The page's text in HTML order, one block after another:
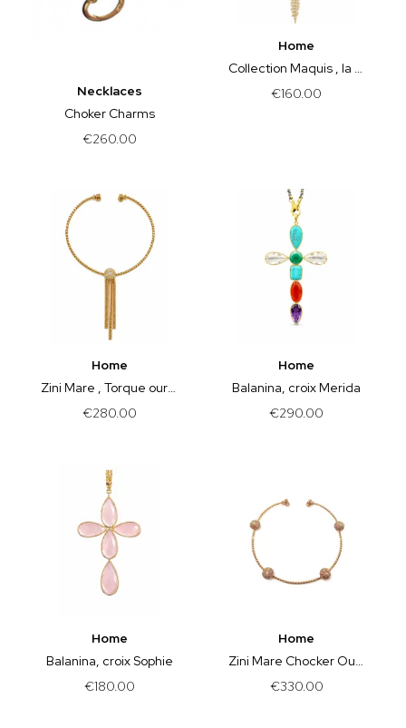
Necklaces
Choker Charms
€260.00
Home
€160.00
Home
Zini Mare , Torque oursin
€280.00
Home
Balanina, croix Merida
€290.00
Home
Balanina, croix Sophie
€180.00
Home
Zini Mare Chocker Oursins
€330.00